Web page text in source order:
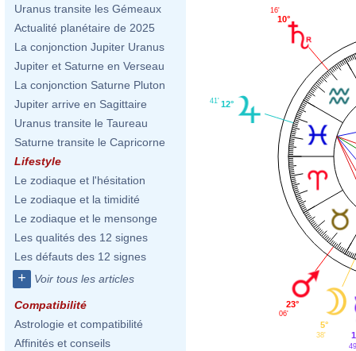
Uranus transite les Gémeaux
Actualité planétaire de 2025
La conjonction Jupiter Uranus
Jupiter et Saturne en Verseau
La conjonction Saturne Pluton
Jupiter arrive en Sagittaire
Uranus transite le Taureau
Saturne transite le Capricorne
Lifestyle
Le zodiaque et l'hésitation
Le zodiaque et la timidité
Le zodiaque et le mensonge
Les qualités des 12 signes
Les défauts des 12 signes
+ Voir tous les articles
Compatibilité
Astrologie et compatibilité
Affinités et conseils
10°
16'
12°
41'
23°
06'
5°
38'